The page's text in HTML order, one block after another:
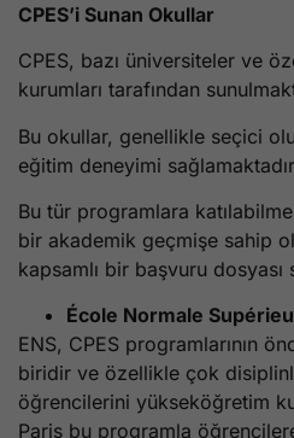
CPES’i Sunan Okullar
CPES, bazı üniversiteler ve
kurumları tarafından
Bu okullar, genellikle seçici
eğitim deneyimi
Bu tür programlara
bir akademik geçmişe sahip
kapsamlı bir başvuru dosyası
École Normale
ENS, CPES programlarının
biridir ve özellikle çok
öğrencilerini yükseköğretim
Paris bu programla